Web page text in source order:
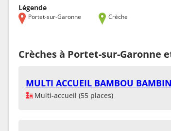
Légende
Portet-sur-Garonne Crèche
Crèches à Portet-sur-Garonne
MULTI ACCUEIL BAMBOU BAMBIN
Multi-accueil (55 places)